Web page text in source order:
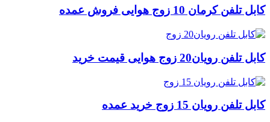
کابل تلفن کرمان 10 زوج هوایی فروش عمده
کابل تلفن رویان20 زوج هوایی قیمت خرید
کابل تلفن رویان 15 زوج خرید عمده